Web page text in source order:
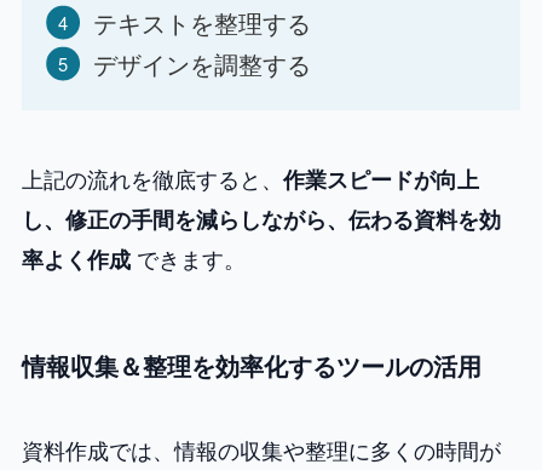
テキストを整理する
デザインを調整する
上記の流れを徹底すると、作業スピードが向上
し、修正の手間を減らしながら、伝わる資料を効
率よく作成できます。
情報収集＆整理を効率化するツールの活用
資料作成では、情報の収集や整理に多くの時間が